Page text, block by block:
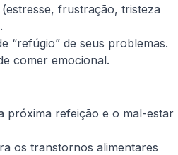
frustração, tristeza
“refúgio” de seus problemas.
comer emocional.
próxima refeição e o mal-estar
os transtornos alimentares